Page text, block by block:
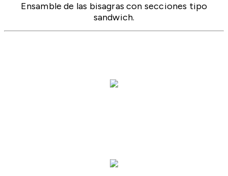
Ensamble de las bisagras con secciones tipo
sandwich.